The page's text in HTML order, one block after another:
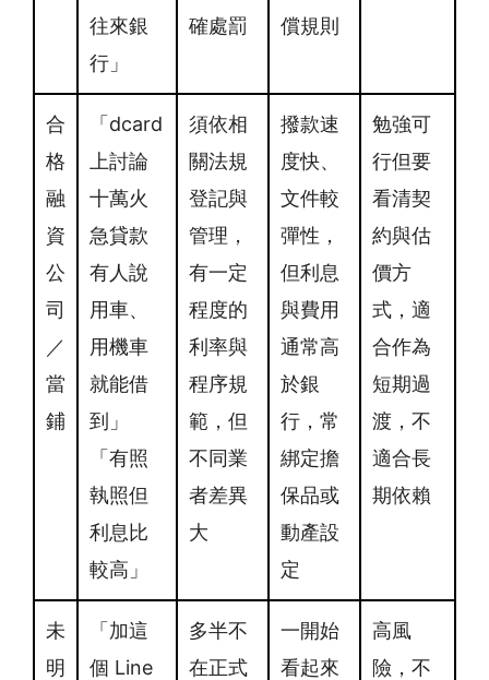
往來銀
行」
確處罰 償規則
合
格
融
資
公
司
／
當
鋪
「dcard
上討論
十萬火
急貸款
有人說
用車、
用機車
就能借
到」
「有照
執照但
利息比
較高」
須依相
關法規
登記與
管理，
有一定
程度的
利率與
程序規
範，但
不同業
者差異
大
撥款速
度快、
文件較
彈性，
但利息
與費用
通常高
於銀
行，常
綁定擔
保品或
動產設
定
勉強可
行但要
看清契
約與估
價方
式，適
合作為
短期過
渡，不
適合長
期依賴
未
明
「加這
個 Line
多半不
在正式
一開始
看起來
高風
險，不